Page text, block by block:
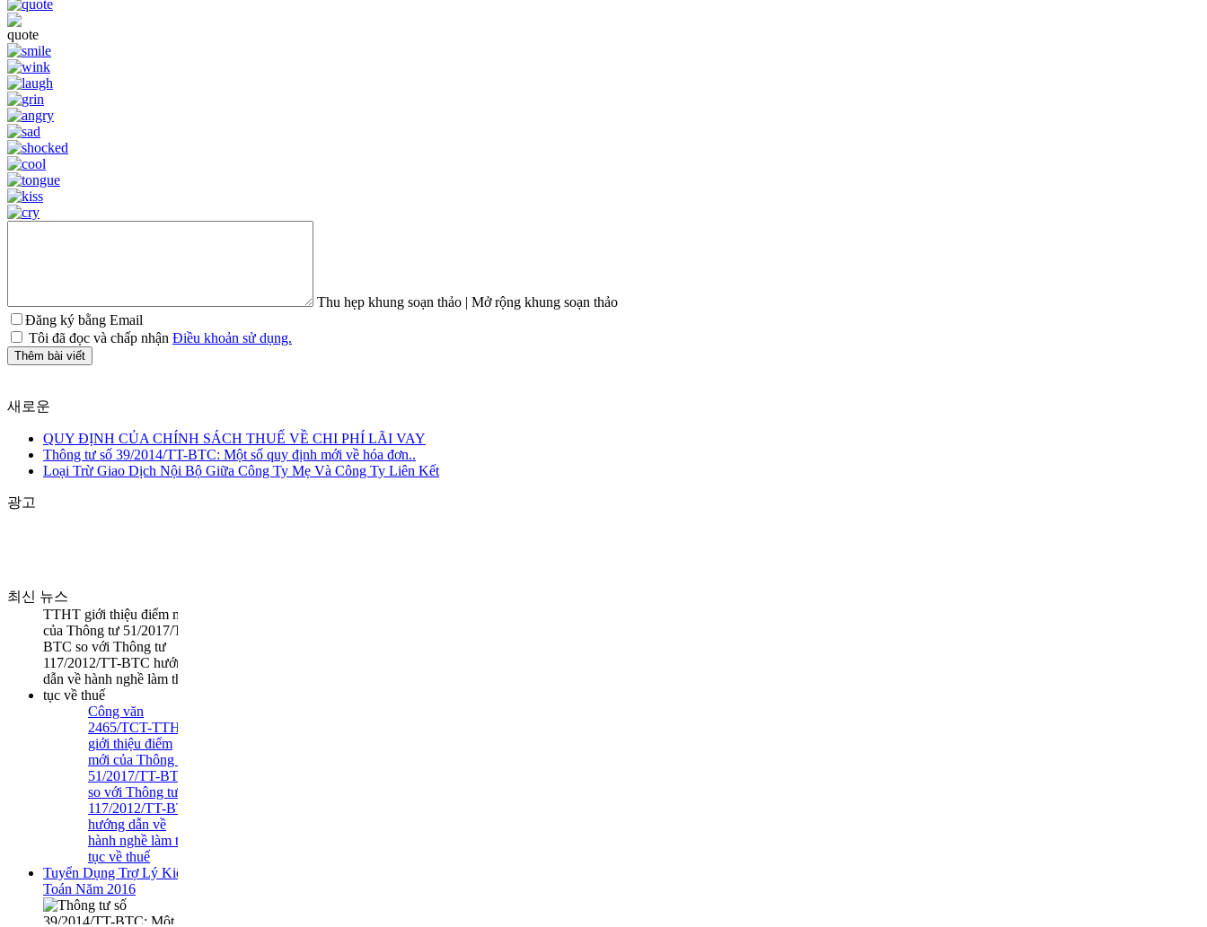
Thu hẹp khung soạn thảo | Mở rộng khung soạn thảo
Đăng ký bằng Email
Tôi đã đọc và chấp nhận Điều khoản sử dụng.
Thêm bài viết
새로운
QUY ĐỊNH CỦA CHÍNH SÁCH THUẾ VỀ CHI PHÍ LÃI VAY
Thông tư số 39/2014/TT-BTC: Một số quy định mới về hóa đơn..
Loại Trừ Giao Dịch Nội Bộ Giữa Công Ty Mẹ Và Công Ty Liên Kết
광고
최신 뉴스
Công văn
2465/TCT-TTHT
giới thiệu điểm
mới của Thông tư
51/2017/TT-BTC
so với Thông tư
117/2012/TT-BTC
hướng dẫn về
hành nghề làm thủ
tục về thuế
Tuyển Dụng Trợ Lý Kiểm
Toán Năm 2016
Thông tư số